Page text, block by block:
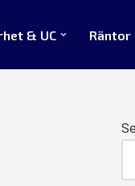
& UC Räntor